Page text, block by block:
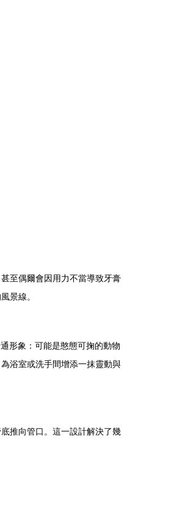
至偶爾會因用力不當導致牙膏
景線。
形象：可能是憨態可掬的動物
浴室或洗手間增添一抹靈動與
推向管口。這一設計解決了幾